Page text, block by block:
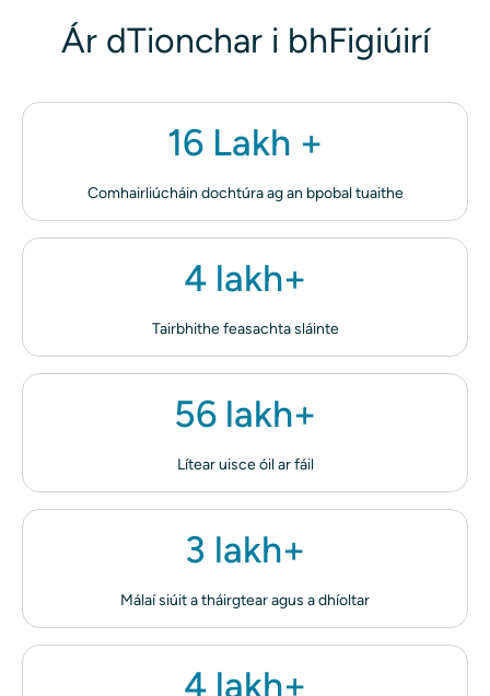
Ár dTionchar i bhFigiúirí
16 Lakh +
Comhairliúcháin dochtúra ag an bpobal tuaithe
4 lakh+
Tairbhithe feasachta sláinte
56 lakh+
Lítear uisce óil ar fáil
3 lakh+
Málaí siúit a tháirgtear agus a dhíoltar
4 lakh+